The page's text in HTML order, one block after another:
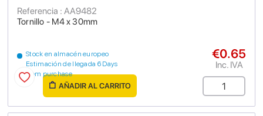
Tornillo - M4 x 30mm
Referencia : AA9482
Stock en almacén europeo
Estimación de llegada 6 Days
from purchase
€0.65
Inc. IVA
AÑADIR AL CARRITO